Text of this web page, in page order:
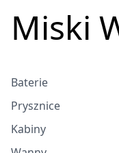
Miski
Baterie
Prysznice
Kabiny